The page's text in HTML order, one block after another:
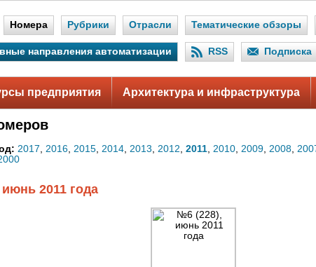
Номера Рубрики Отрасли Тематические обзоры
направления автоматизации RSS Подписка
предприятия Архитектура и инфраструктура
2017, 2016, 2015, 2014, 2013, 2012, 2011, 2010, 2009, 2008,
2011 года